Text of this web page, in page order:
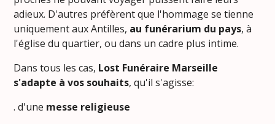
adieux. D'autres préfèrent que l'hommage se tienne
uniquement aux Antilles, au funérarium du pays, à
l'église du quartier, ou dans un cadre plus intime.
Dans tous les cas, Lost Funéraire Marseille
s'adapte à vos souhaits, qu'il s'agisse:
. d'une messe religieuse